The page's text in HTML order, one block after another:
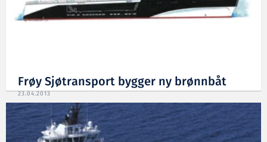
Frøy Sjøtransport bygger ny brønnbåt
23.04.2013